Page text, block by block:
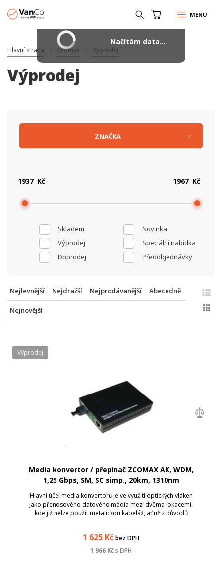
MENU
Hlavní strana Zcomax Výprodej
Výprodej
Skladem
Novinka
Výprodej
Speciální nabídka
Doprodej
Předobjednávky
Kč Kč
ZNAČKA
Nejlevnější Nejdražší Nejprodávanější Abecedně
Nejnovější
Media konvertor / přepínač ZCOMAX AK, WDM,
1,25 Gbps, SM, SC simp., 20km, 1310nm
Hlavní účel media konvertorů je ve využití optických vláken
jako přenosového datového média mezi dvěma lokacemi,
kde již nelze použít metalickou kabeláž, ať už z důvodů
1 625 Kč bez DPH
1 966 Kčs DPH
Výprodej
Načítám data...